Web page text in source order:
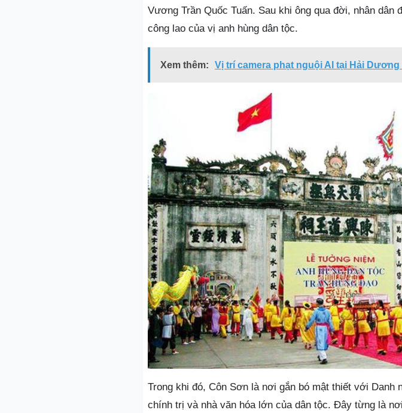
Vương Trần Quốc Tuấn. Sau khi ông qua đời, nhân
công lao của vị anh hùng dân tộc.
Xem thêm: Vị trí camera phạt nguội AI tại Hải Dương
Trong khi đó, Côn Sơn là nơi gắn bó mật thiết với Danh
chính trị và nhà văn hóa lớn của dân tộc. Đây từng là